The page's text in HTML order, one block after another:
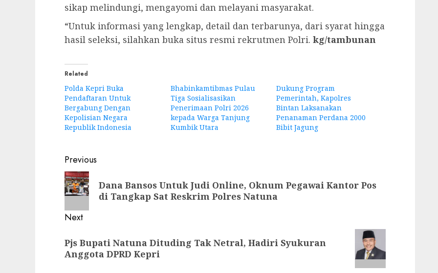
sikap melindungi, mengayomi dan melayani masyarakat.
“Untuk informasi yang lengkap, detail dan terbarunya, dari syarat hingga
hasil seleksi, silahkan buka situs resmi rekrutmen Polri. kg/tambunan
Related
Polda Kepri Buka
Pendaftaran Untuk
Bergabung Dengan
Kepolisian Negara
Republik Indonesia
Bhabinkamtibmas Pulau
Tiga Sosialisasikan
Penerimaan Polri 2026
kepada Warga Tanjung
Kumbik Utara
Dukung Program
Pemerintah, Kapolres
Bintan Laksanakan
Penanaman Perdana 2000
Bibit Jagung
Post
navigation
Previous
Previous
post:
Dana Bansos Untuk Judi Online, Oknum Pegawai Kantor Pos
di Tangkap Sat Reskrim Polres Natuna
Next
post:
Pjs Bupati Natuna Dituding Tak Netral, Hadiri Syukuran
Anggota DPRD Kepri